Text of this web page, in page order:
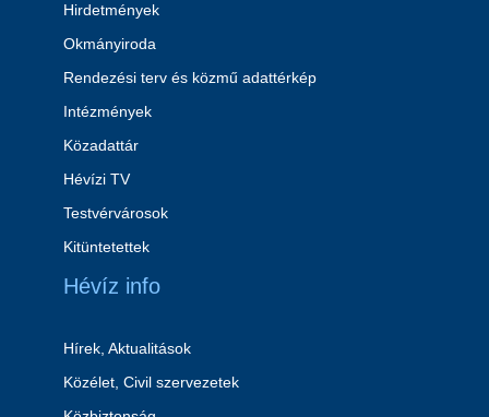
Hirdetmények
Okmányiroda
Rendezési terv és közmű adattérkép
Intézmények
Közadattár
Hévízi TV
Testvérvárosok
Kitüntetettek
Hévíz info
Hírek, Aktualitások
Közélet, Civil szervezetek